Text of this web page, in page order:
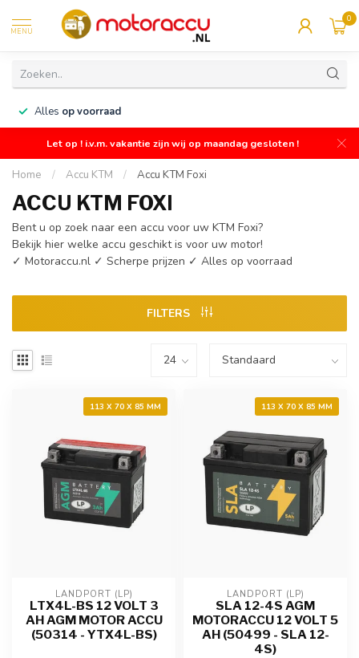
MENU
0
Alles op voorraad
Let op ! i.v.m. vakantie zijn wij op maandag gesloten !
Home / Accu KTM / Accu KTM Foxi
ACCU KTM FOXI
Bent u op zoek naar een accu voor uw KTM Foxi?
Bekijk hier welke accu geschikt is voor uw motor!
✓ Motoraccu.nl ✓ Scherpe prijzen ✓ Alles op voorraad
FILTERS
113 X 70 X 85 MM
LANDPORT (LP)
LTX4L-BS 12 VOLT 3
AH AGM MOTOR ACCU
(50314 - YTX4L-BS)
113 X 70 X 85 MM
LANDPORT (LP)
SLA 12-4S AGM
MOTORACCU 12 VOLT 5
AH (50499 - SLA 12-
4S)